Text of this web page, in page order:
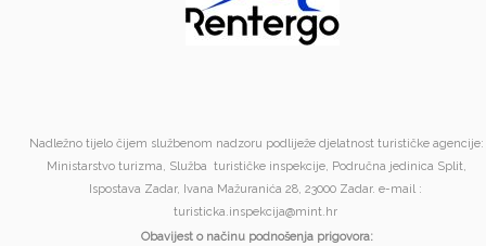
Nadležno tijelo čijem službenom nadzoru podliježe djelatnost turističke agencije:
Ministarstvo turizma, Služba turističke inspekcije, Područna jedinica Split,
Ispostava Zadar, Ivana Mažuranića 28, 23000 Zadar. e-mail :
turisticka.inspekcija@mint.hr
Obavijest o načinu podnošenja prigovora: